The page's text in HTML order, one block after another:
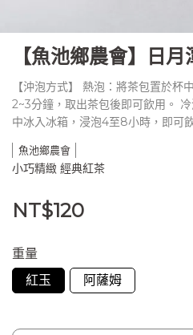
【魚池鄉農會】日
【沖泡方式】 熱泡：將茶包置於
2~3分鐘，取出茶包後即可飲用。
中冰入冰箱，浸泡4至8小時，即可
魚池鄉農會
小巧精緻 經典紅茶
NT$120
重量
紅玉
阿薩姆